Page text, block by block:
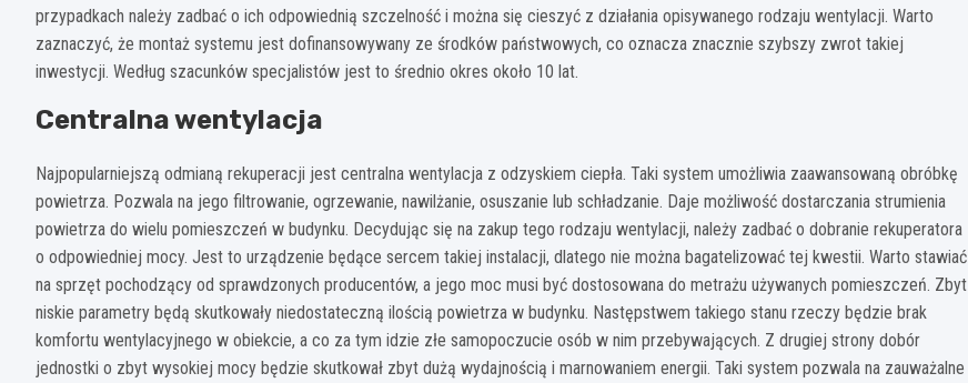
przypadkach należy zadbać o ich odpowiednią szczelność i można się cieszyć z działania opisywanego rodzaju wentylacji. Warto
zaznaczyć, że montaż systemu jest dofinansowywany ze środków państwowych, co oznacza znacznie szybszy zwrot takiej
inwestycji. Według szacunków specjalistów jest to średnio okres około 10 lat.
Centralna wentylacja
Najpopularniejszą odmianą rekuperacji jest centralna wentylacja z odzyskiem ciepła. Taki system umożliwia zaawansowaną obróbkę
powietrza. Pozwala na jego filtrowanie, ogrzewanie, nawilżanie, osuszanie lub schładzanie. Daje możliwość dostarczania strumienia
powietrza do wielu pomieszczeń w budynku. Decydując się na zakup tego rodzaju wentylacji, należy zadbać o dobranie rekuperatora
o odpowiedniej mocy. Jest to urządzenie będące sercem takiej instalacji, dlatego nie można bagatelizować tej kwestii. Warto stawiać
na sprzęt pochodzący od sprawdzonych producentów, a jego moc musi być dostosowana do metrażu używanych pomieszczeń. Zbyt
niskie parametry będą skutkowały niedostateczną ilością powietrza w budynku. Następstwem takiego stanu rzeczy będzie brak
komfortu wentylacyjnego w obiekcie, a co za tym idzie złe samopoczucie osób w nim przebywających. Z drugiej strony dobór
jednostki o zbyt wysokiej mocy będzie skutkował zbyt dużą wydajnością i marnowaniem energii. Taki system pozwala na zauważalne